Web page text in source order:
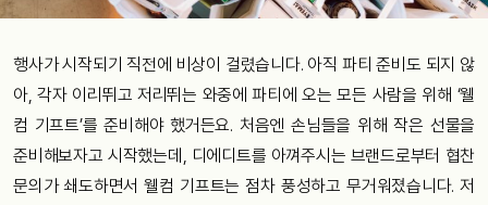
행사가 시작되기 직전에 비상이 걸렸습니다. 아직 파티 준비도 되지 않
아, 각자 이리뛰고 저리뛰는 와중에 파티에 오는 모든 사람을 위해 ‘웰
컴 기프트’를 준비해야 했거든요. 처음엔 손님들을 위해 작은 선물을
준비해보자고 시작했는데, 디에디트를 아껴주시는 브랜드로부터 협찬
문의가 쇄도하면서 웰컴 기프트는 점차 풍성하고 무거워졌습니다. 저